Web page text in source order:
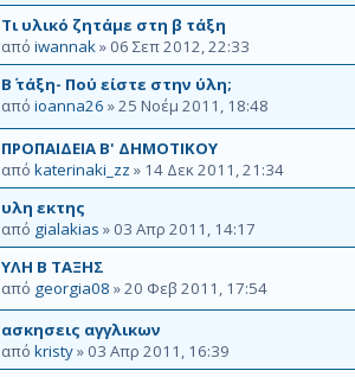
Τι υλικό ζητάμε στη β τάξη
από iwannak» 06 Σεπ 2012, 22:33
Β΄ τάξη- Πού είστε στην ύλη;
από ioanna26 »25 Νοέμ 2011, 18:48
ΠΡΟΠΑΙΔΕΙΑ Β' ΔΗΜΟΤΙΚΟΥ
από katerinaki_zz » 14 Δεκ 2011, 21:34
υλη εκτης
από gialakias » 03 Απρ 2011, 14:17
ΥΛΗ Β ΤΑΞΗΣ
από georgia08 »20 Φεβ 2011, 17:54
ασκησεις αγγλικων
από kristy» 03 Απρ 2011, 16:39